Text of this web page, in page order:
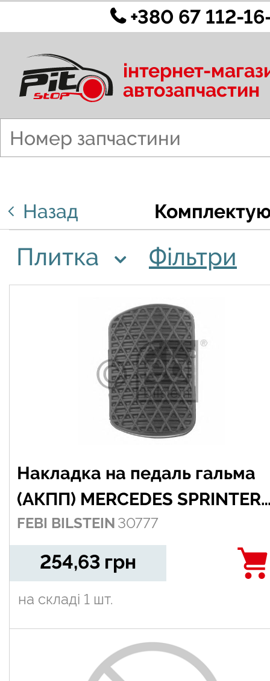
+380 67 112-
інтернет-
автозапчастин
Назад
Плитка Фільтри
Накладка на педаль гальма
(АКПП) MERCEDES SPRINTER
906 06-
FEBI BILSTEIN 30777
254,63 грн
на складі 1 шт.